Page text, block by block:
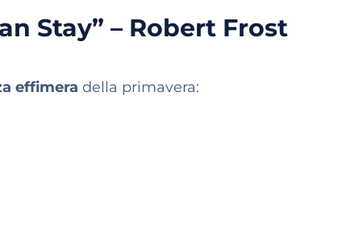
Stay” – Robert Frost
effimera della primavera: